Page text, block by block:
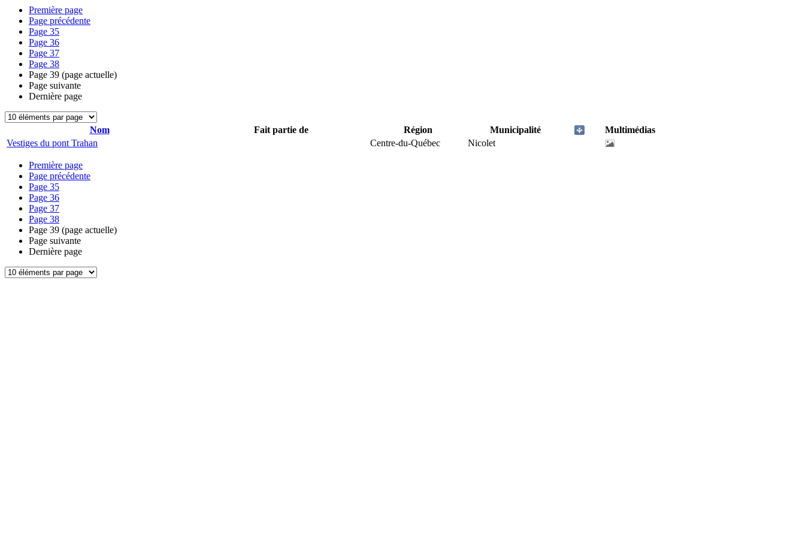
Première page
Page précédente
Page 35
Page 36
Page 37
Page 38
Page 39 (page actuelle)
Page suivante
Dernière page
Nom Fait partie de Région Municipalité
Multimédias
Vestiges du pont Trahan
Centre-du-Québec Nicolet
Première page
Page précédente
Page 35
Page 36
Page 37
Page 38
Page 39 (page actuelle)
Page suivante
Dernière page